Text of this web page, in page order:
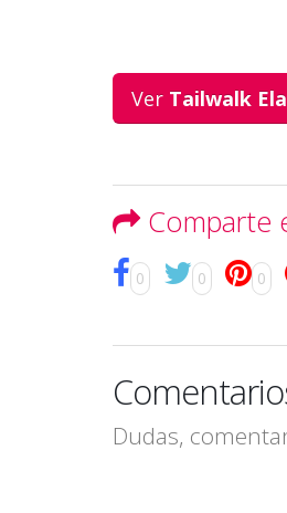
Ver Tailwalk
Comparte
0 0 0
Dudas,